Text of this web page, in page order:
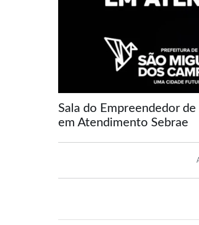
Sala do Empreendedor
em Atendimento Sebrae